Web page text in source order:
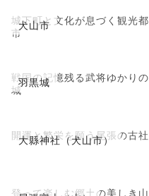
犬山市
城下町と文化が息づく観光都
市
羽黒城
戦国の記憶残る武将ゆかりの
城
大縣神社（犬山市）
開運と繁栄を願う尾張の古社
登って楽しむ郷土の美しき山